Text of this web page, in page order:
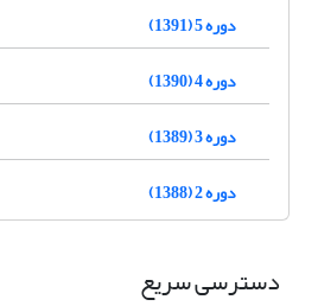
دوره 5 (1391)
دوره 4 (1390)
دوره 3 (1389)
دوره 2 (1388)
دسترسی سریع